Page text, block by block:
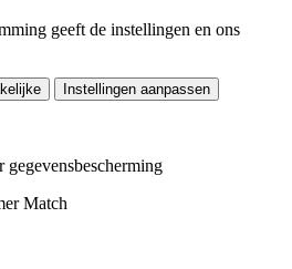
geeft de instellingen en ons
Instellingen aanpassen
Match